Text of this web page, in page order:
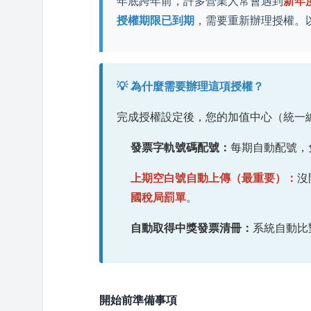
授權期限已到期 ，需要重新辦理授權
💡 為什麼需要辦理這項授權？
完成授權設定後，您的加值中心（統一
發票字軌號碼配號：每期自動配號
上期空白號自動上傳（最重要）：沒
國稅局罰單。
自動取得中獎發票清冊： 系統自動
開始前準備事項